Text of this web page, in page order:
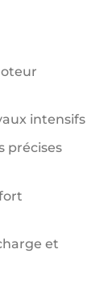
intensifs
précises
et